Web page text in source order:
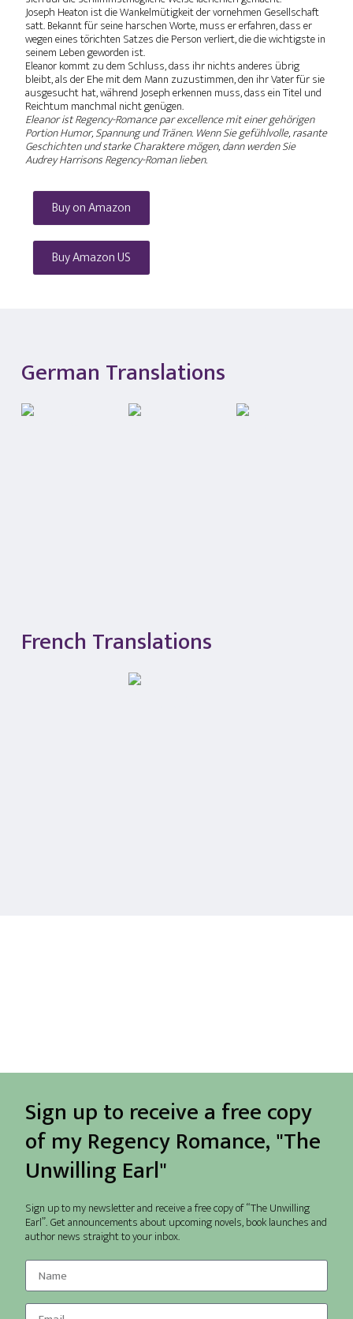
Joseph Heaton ist die Wankelmütigkeit der vornehmen Gesellschaft
satt. Bekannt für seine harschen Worte, muss er erfahren, dass er
wegen eines törichten Satzes die Person verliert, die die wichtigste in
seinem Leben geworden ist.
Eleanor kommt zu dem Schluss, dass ihr nichts anderes übrig
bleibt, als der Ehe mit dem Mann zuzustimmen, den ihr Vater für sie
ausgesucht hat, während Joseph erkennen muss, dass ein Titel und
Reichtum manchmal nicht genügen.
Eleanor ist Regency-Romance par excellence mit einer gehörigen
Portion Humor, Spannung und Tränen. Wenn Sie gefühlvolle, rasante
Geschichten und starke Charaktere mögen, dann werden Sie
Audrey Harrisons Regency-Roman lieben.
Buy on Amazon
Buy Amazon US
German Translations
French Translations
Sign up to receive a free copy
of my Regency Romance, "The
Unwilling Earl"
Sign up to my newsletter and receive a free copy of “The Unwilling
Earl”. Get announcements about upcoming novels, book launches and
author news straight to your inbox.